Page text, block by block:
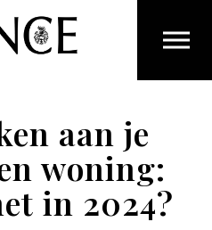
naar de inhoud
aan je
woning:
in 2024?